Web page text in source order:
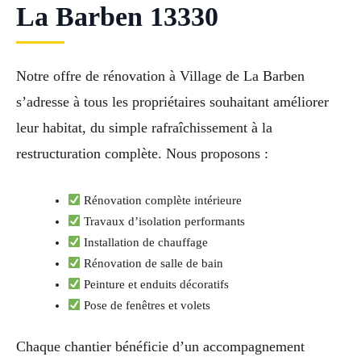
La Barben 13330
Notre offre de rénovation à Village de La Barben
s’adresse à tous les propriétaires souhaitant améliorer
leur habitat, du simple rafraîchissement à la
restructuration complète. Nous proposons :
Rénovation complète intérieure
Travaux d’isolation performants
Installation de chauffage
Rénovation de salle de bain
Peinture et enduits décoratifs
Pose de fenêtres et volets
Chaque chantier bénéficie d’un accompagnement